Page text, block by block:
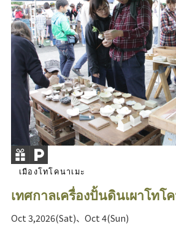
เมืองโทโคนาเมะ
เทศกาลเครื่องปั้นดินเผาโทโ
Oct 3,2026(Sat)、Oct 4(Sun)